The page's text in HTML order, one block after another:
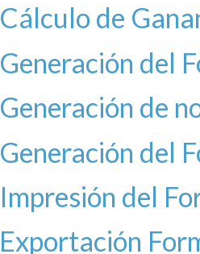
Cálculo de
Generación del
Generación de
Generación del
Impresión del
Exportación